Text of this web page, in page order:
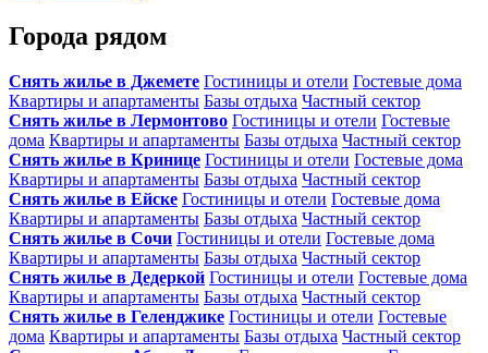
Города рядом
Снять жилье в Джемете Гостиницы и отели Гостевые дома
Квартиры и апартаменты Базы отдыха Частный сектор
Снять жилье в Лермонтово Гостиницы и отели Гостевые
дома Квартиры и апартаменты Базы отдыха Частный сектор
Снять жилье в Кринице Гостиницы и отели Гостевые дома
Квартиры и апартаменты Базы отдыха Частный сектор
Снять жилье в Ейске Гостиницы и отели Гостевые дома
Квартиры и апартаменты Базы отдыха Частный сектор
Снять жилье в Сочи Гостиницы и отели Гостевые дома
Квартиры и апартаменты Базы отдыха Частный сектор
Снять жилье в Дедеркой Гостиницы и отели Гостевые дома
Квартиры и апартаменты Базы отдыха Частный сектор
Снять жилье в Геленджике Гостиницы и отели Гостевые
дома Квартиры и апартаменты Базы отдыха Частный сектор